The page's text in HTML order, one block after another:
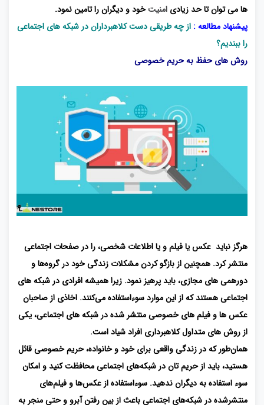
ها می توان تا حد زیادی امنیتخود و دیگران را تامین نمود.
پیشنهاد مطالعه : از چه طریقی دست کلاهبرداران در شبکه های اجتماعی
را ببندیم؟
روش های حفظ به حریم خصوصی
هرگز نباید عکس یا فیلم و یا اطلاعات شخصی، را در صفحات اجتماعی
منتشر کرد. همچنین از بازگو کردن مشکلات زندگی خود در گروه‌ها و
دورهمی های مجازی، باید پرهیز نمود. زیرا همیشه افرادی در شبکه های
اجتماعی هستند که از این موارد سوءاستفاده می‌کنند. اخاذی از صاحبان
عکس ها و فیلم های خصوصی منتشر شده در شبکه های اجتماعی، یکی
از روش های متداول کلاهبرداری افراد شیاد است.
همان‌طور که در زندگی واقعی برای خود و خانواده، حریم خصوصی قائل
هستید، باید از حریم تان در شبکه‌های اجتماعی محافظت کنید و امکان
سوء استفاده به دیگران ندهید. سوءاستفاده از عکس‌ها و فیلم‌های
منتشرشده در شبکه‌های اجتماعی باعث از بین رفتن آبرو و حتی منجر به